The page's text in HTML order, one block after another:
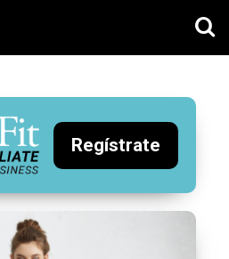
Regístrate